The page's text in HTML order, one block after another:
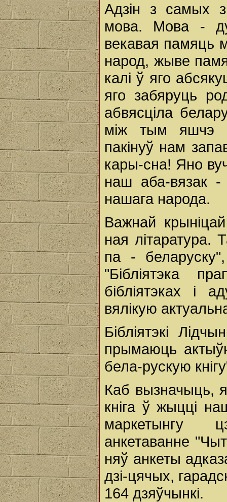
Адзін з самых
мова. Мова -
векавая памяць
народ, жыве
калі ў яго
яго забяруць
абвясціла
між тым яшчэ
пакінуў нам
кары-сна! Яно
наш аба-вязак
нашага народа.
Важнай
ная літаратура.
па - беларуску",
"Бібліятэка
бібліятэках і
вялікую
Бібліятэкі
прымаюць
бела-рускую
Каб вызначыць,
кніга ў жыцці
маркетынгу
анкетаванне
няў анкеты
дзі-цячых,
164 дзяўчынкі.